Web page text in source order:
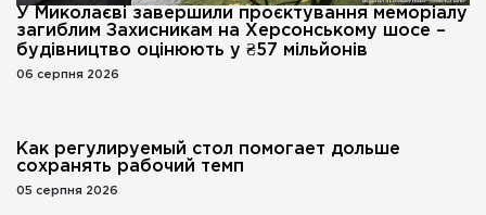
У Миколаєві завершили проєктування меморіалу
загиблим Захисникам на Херсонському шосе –
будівництво оцінюють у ₴57 мільйонів
06 серпня 2026
Как регулируемый стол помогает дольше
сохранять рабочий темп
05 серпня 2026